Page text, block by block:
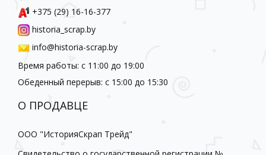
+375 (29) 16-16-377
historia_scrap.by
info@historia-scrap.by
Время работы: с 11:00 до 19:00
Обеденный перерыв: с 15:00 до 15:30
О ПРОДАВЦЕ
ООО "ИсторияСкрап Трейд"